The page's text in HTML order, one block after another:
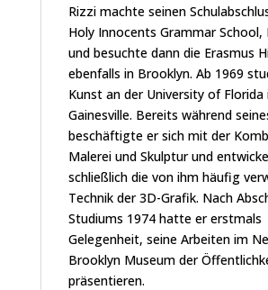
Rizzi machte seinen
Holy Innocents Grammar School,
und besuchte dann die Erasmus
ebenfalls in Brooklyn. Ab 1969
Kunst an der University of Florida
Gainesville. Bereits während
beschäftigte er sich mit der
Malerei und Skulptur und
schließlich die von ihm häufig
Technik der 3D-Grafik. Nach
Studiums 1974 hatte er erstmals
Gelegenheit, seine Arbeiten im
Brooklyn Museum der
präsentieren.